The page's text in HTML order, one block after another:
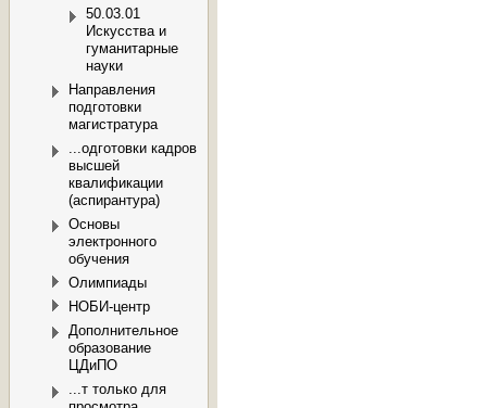
50.03.01
Искусства и
гуманитарные
науки
Направления
подготовки
магистратура
...одготовки кадров
высшей
квалификации
(аспирантура)
Основы
электронного
обучения
Олимпиады
НОБИ-центр
Дополнительное
образование
ЦДиПО
...т только для